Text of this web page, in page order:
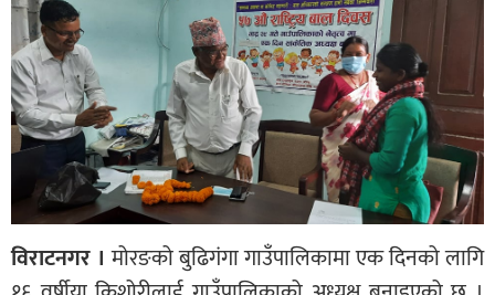
विराटनगर । मोरङको बुढिगंगा गाउँपालिकामा एक दिनको लागि